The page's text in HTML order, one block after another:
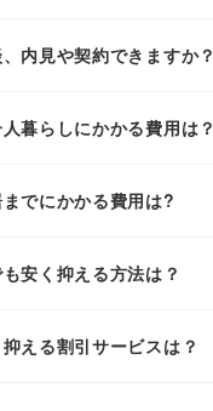
内見や契約できますか？
暮らしにかかる費用は？
でにかかる費用は?
安く抑える方法は？
える割引サービスは？